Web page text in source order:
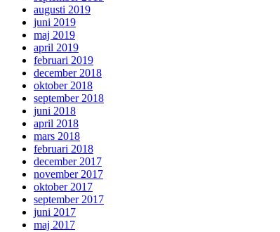
augusti 2019
juni 2019
maj 2019
april 2019
februari 2019
december 2018
oktober 2018
september 2018
juni 2018
april 2018
mars 2018
februari 2018
december 2017
november 2017
oktober 2017
september 2017
juni 2017
maj 2017